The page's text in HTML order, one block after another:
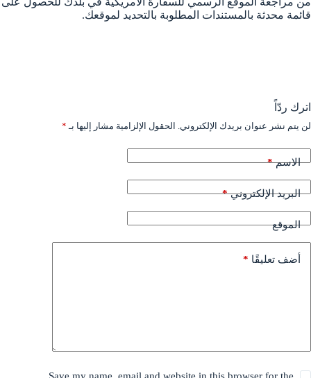
قائمة محدثة بالمستندات المطلوبة بالتحديد لموقعك.
اترك ردّاً
لن يتم نشر عنوان بريدك الإلكتروني. الحقول الإلزامية مشار إليها بـ *
الاسم*
البريد الإلكتروني*
الموقع
أضف تعليقًا *